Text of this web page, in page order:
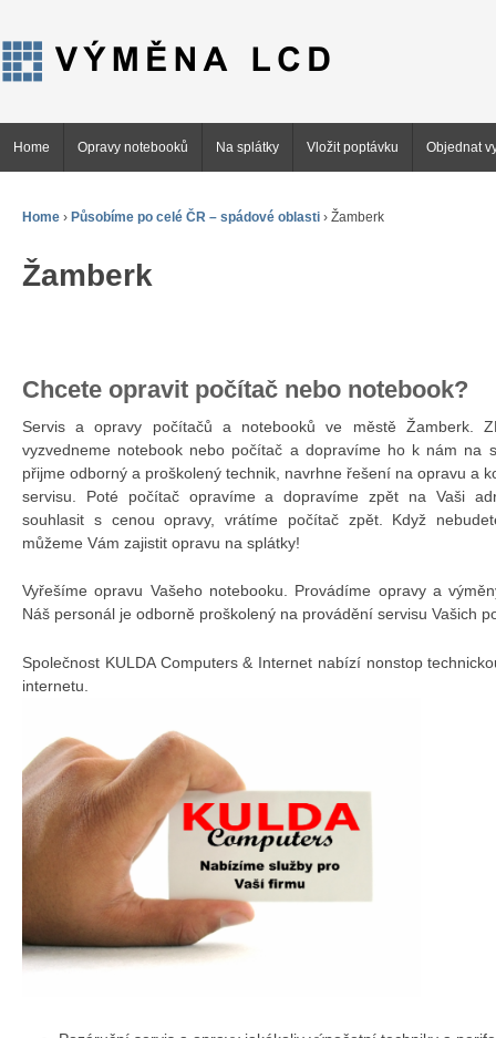
Home Opravy notebooků Na splátky Vložit poptávku Objednat
Home › Působíme po celé ČR – spádové oblasti › Žamberk
Žamberk
Chcete opravit počítač nebo notebook?
Servis a opravy počítačů a notebooků ve městě Žamberk.
vyzvedneme notebook nebo počítač a dopravíme ho k nám na
přijme odborný a proškolený technik, navrhne řešení na opravu a
servisu. Poté počítač opravíme a dopravíme zpět na Vaši
souhlasit s cenou opravy, vrátíme počítač zpět. Když
můžeme Vám zajistit opravu na splátky!
Vyřešíme opravu Vašeho notebooku. Provádíme opravy a
Náš personál je odborně proškolený na provádění servisu Vašich
Společnost KULDA Computers & Internet nabízí nonstop
internetu.